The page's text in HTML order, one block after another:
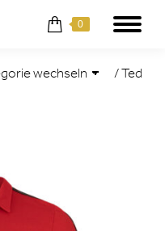
0
/Ted